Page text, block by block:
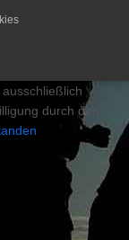
durch den